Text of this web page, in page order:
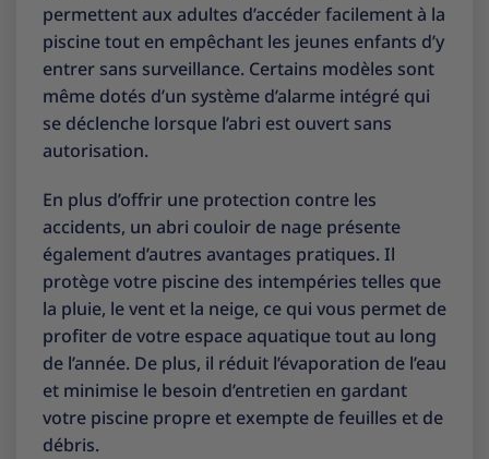
permettent aux adultes d’accéder facilement à la
piscine tout en empêchant les jeunes enfants d’y
entrer sans surveillance. Certains modèles sont
même dotés d’un système d’alarme intégré qui
se déclenche lorsque l’abri est ouvert sans
autorisation.
En plus d’offrir une protection contre les
accidents, un abri couloir de nage présente
également d’autres avantages pratiques. Il
protège votre piscine des intempéries telles que
la pluie, le vent et la neige, ce qui vous permet de
profiter de votre espace aquatique tout au long
de l’année. De plus, il réduit l’évaporation de l’eau
et minimise le besoin d’entretien en gardant
votre piscine propre et exempte de feuilles et de
débris.